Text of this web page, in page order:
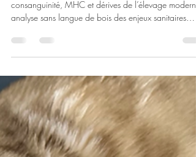
les premières victimes
consanguinité, MHC et dérives de l’élevage
analyse sans langue de bois des enjeux sanitaires